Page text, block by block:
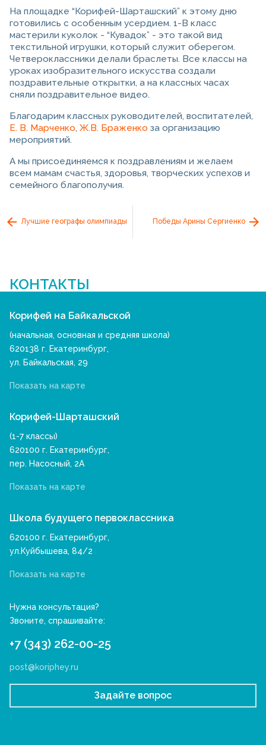
На площадке “Корифей-Шарташский” к этому дню
готовились с особенным усердием. 1-В класс
мастерили куколок - “Кувадок” - это такой вид
текстильной игрушки, который служит оберегом.
Четвероклассники делали браслеты. Все классы на
уроках изобразительного искусства создали
поздравительные открытки, а на классных часах
сняли поздравительное видео.
Благодарим классных руководителей, воспитателей,
Е. В. Марченко, Ж.В. Браженко за организацию
мероприятий.
А мы присоединяемся к поздравлениям и желаем
всем мамам счастья, здоровья, творческих успехов и
семейного благополучия.
Лучшие географы олимпиады Победы Арины Сергиенко
КОНТАКТЫ
Корифей на Байкальской
(начальная, основная и средняя школа)
620138 г. Екатеринбург,
ул. Байкальская, 29
Показать на карте
Корифей-Шарташский
(1-7 классы)
620100 г. Екатеринбург,
пер. Насосный, 2А
Показать на карте
Школа будущего первоклассника
620100 г. Екатеринбург,
ул.Куйбышева, 84/2
Показать на карте
Нужна консультация?
Звоните, спрашивайте:
+7 (343) 262-00-25
post@koriphey.ru
Задайте вопрос